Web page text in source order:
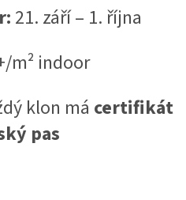
21. září – 1. října
m² indoor
klon má certifikát
pas